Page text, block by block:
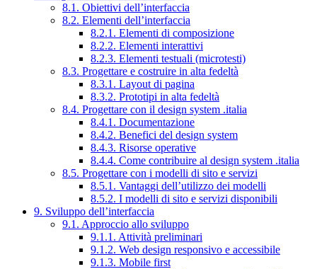
8.1. Obiettivi dell’interfaccia
8.2. Elementi dell’interfaccia
8.2.1. Elementi di composizione
8.2.2. Elementi interattivi
8.2.3. Elementi testuali (microtesti)
8.3. Progettare e costruire in alta fedeltà
8.3.1. Layout di pagina
8.3.2. Prototipi in alta fedeltà
8.4. Progettare con il design system .italia
8.4.1. Documentazione
8.4.2. Benefici del design system
8.4.3. Risorse operative
8.4.4. Come contribuire al design system .italia
8.5. Progettare con i modelli di sito e servizi
8.5.1. Vantaggi dell’utilizzo dei modelli
8.5.2. I modelli di sito e servizi disponibili
9. Sviluppo dell’interfaccia
9.1. Approccio allo sviluppo
9.1.1. Attività preliminari
9.1.2. Web design responsivo e accessibile
9.1.3. Mobile first